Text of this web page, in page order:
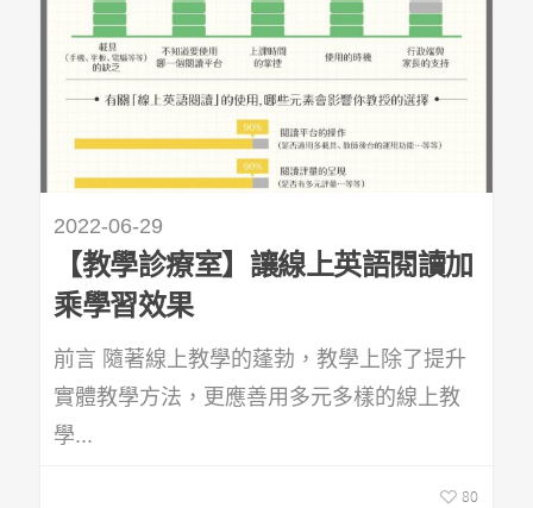
2022-06-29
【教學診療室】讓線上英語閱讀加
乘學習效果
前言 隨著線上教學的蓬勃，教學上除了提升
實體教學方法，更應善用多元多樣的線上教
學...
80